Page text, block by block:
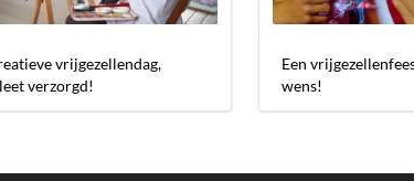
vrijgezellendag,
verzorgd!
Een
wens!